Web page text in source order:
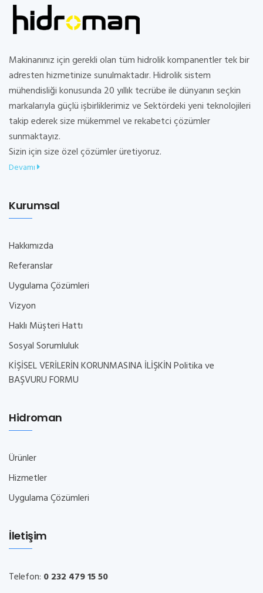
Makinanınız için gerekli olan tüm hidrolik kompanentler tek bir
adresten hizmetinize sunulmaktadır. Hidrolik sistem
mühendisliği konusunda 20 yıllık tecrübe ile dünyanın seçkin
markalarıyla güçlü işbirliklerimiz ve Sektördeki yeni teknolojileri
takip ederek size mükemmel ve rekabetci çözümler
sunmaktayız.
Sizin için size özel çözümler üretiyoruz.
Devamı
Kurumsal
Hakkımızda
Referanslar
Uygulama Çözümleri
Vizyon
Haklı Müşteri Hattı
Sosyal Sorumluluk
KİŞİSEL VERİLERİN KORUNMASINA İLİŞKİN Politika ve
BAŞVURU FORMU
Hidroman
Ürünler
Hizmetler
Uygulama Çözümleri
İletişim
Telefon: 0 232 479 15 50